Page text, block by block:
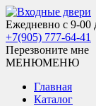
Skip
to
content
Входные двери
Ежедневно с 9-00
+7(905) 777-64-41
Перезвоните мне
МЕНЮМЕНЮ
Главная
Каталог